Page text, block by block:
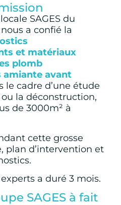
SAGES du
a confié la
et matériaux
plomb
amiante avant
le cadre d’une étude
la déconstruction,
de 3000m² à
cette grosse
plan d’intervention et
a duré 3 mois.
SAGES à fait